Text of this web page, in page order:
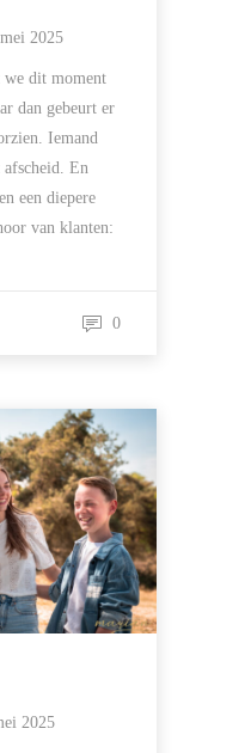
2025
we dit moment
dan gebeurt er
Iemand
En
een diepere
van klanten:
0
2025